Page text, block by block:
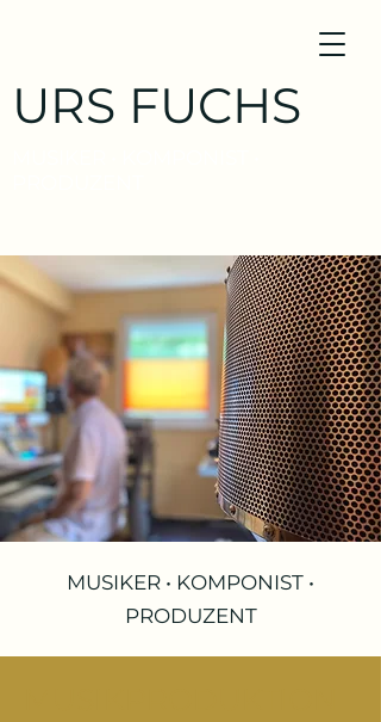
URS FUCHS
MUSIKER • KOMPONIST •
PRODUZENT